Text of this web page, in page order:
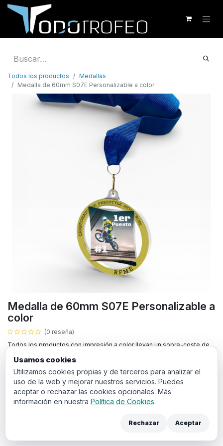
Todos los productos
Medallas
Medalla de 60mm S07E Personalizable a color
Medalla de 60mm S07E Personalizable a
color
(0 reseña)
Todos los productos con impresión a color llevan un sobre-coste de
Debe de añadir a la cesta la contratación de la PUESTA EN MÁQUINA.
También deberá de añadir los cambios de texto.
Texto personalizado:
Usamos cookies
Utilizamos cookies propias y de terceros para analizar el
uso de la web y mejorar nuestros servicios. Puedes
aceptar o rechazar las cookies opcionales. Más
información en nuestra Política de Cookies.
Rechazar Aceptar